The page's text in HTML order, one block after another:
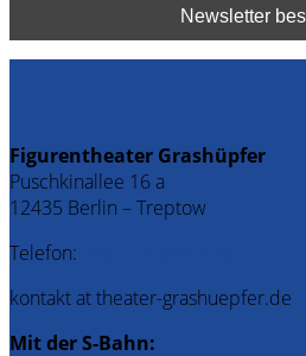
Figurentheater Grashüpfer
Puschkinallee 16 a
12435 Berlin – Treptow
Telefon:
kontakt at theater-grashuepfer.de
Mit der S-Bahn: